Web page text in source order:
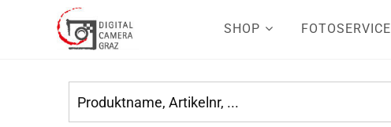
SHOP FOTOSERVICE